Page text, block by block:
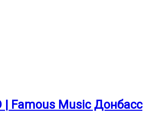
| Famous Music Донбасс